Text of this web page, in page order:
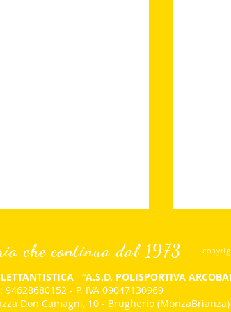
che continua dal 1973
“A.S.D. POLISPORTIVA
94628680152 - P. IVA 09047130969
Don Camagni, 10 - Brugherio (MonzaBrianza)